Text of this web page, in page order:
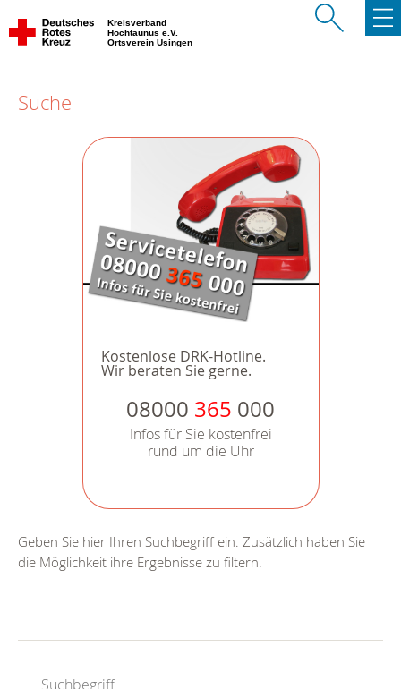
Kreisverband
Hochtaunus e.V.
Ortsverein Usingen
Suche
Kostenlose DRK-Hotline.
Wir beraten Sie gerne.
08000 365 000
Infos für Sie kostenfrei
rund um die Uhr
Geben Sie hier Ihren Suchbegriff ein. Zusätzlich haben Sie
die Möglichkeit ihre Ergebnisse zu filtern.